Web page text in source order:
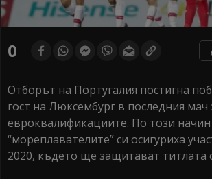
0
Отборът на Португалия постигна
гост на Люксембург в последния
евроквалификациите. По този начин
“мореплавателите” си осигуриха
2020, където ще защитават титлата